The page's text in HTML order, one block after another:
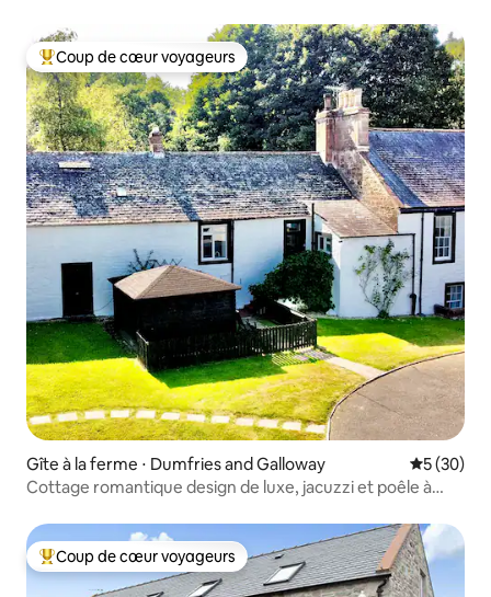
Coups de cœur voyageurs les plus appréciés
Coup de cœur voyageurs
Gîte à la ferme ⋅ Dumfries and Galloway
5 (30)
Cottage romantique design de luxe, jacuzzi et poêle à
Coups de cœur voyageurs les plus appréciés
Coup de cœur voyageurs